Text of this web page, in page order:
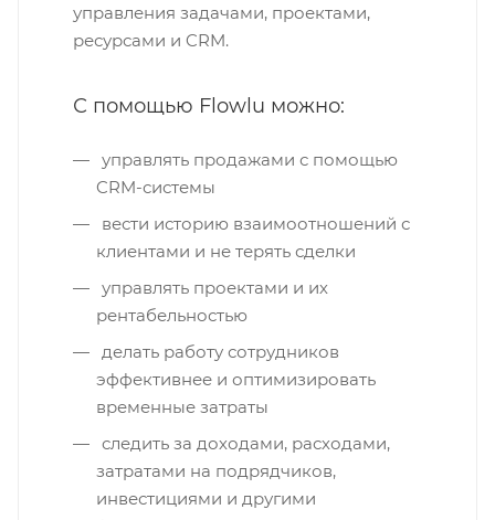
управления задачами, проектами,
ресурсами и CRM.
С помощью Flowlu можно:
управлять продажами с помощью
CRM-системы
вести историю взаимоотношений с
клиентами и не терять сделки
управлять проектами и их
рентабельностью
делать работу сотрудников
эффективнее и оптимизировать
временные затраты
следить за доходами, расходами,
затратами на подрядчиков,
инвестициями и другими